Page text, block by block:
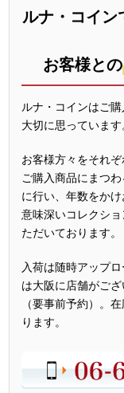
ルナ・コイン
お客様との
ルナ・コインはご
大切に思っています
お客様方々をそれ
ご購入商品にまつ
に行い、年数をか
意味深いコレクシ
ただいております。
入荷は随時アップ
は大阪に店舗がご
（要事前予約）。
ります。